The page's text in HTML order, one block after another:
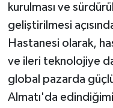
kurulması ve
geliştirilmesi
Hastanesi olarak,
ve ileri teknolojiye
global pazarda
Almatı'da